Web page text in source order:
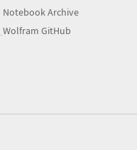
Notebook Archive
Wolfram GitHub